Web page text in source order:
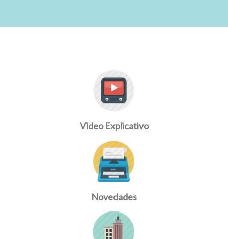
Video Explicativo
Novedades